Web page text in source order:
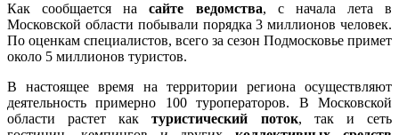
Как сообщается насайте ведомства, с начала лета в
Московской области побывали порядка 3 миллионов человек.
По оценкам специалистов, всего за сезон Подмосковье примет
около 5 миллионов туристов.
В настоящее время на территории региона осуществляют
деятельность примерно 100 туроператоров. В Московской
области растет кактуристический поток, так и сеть